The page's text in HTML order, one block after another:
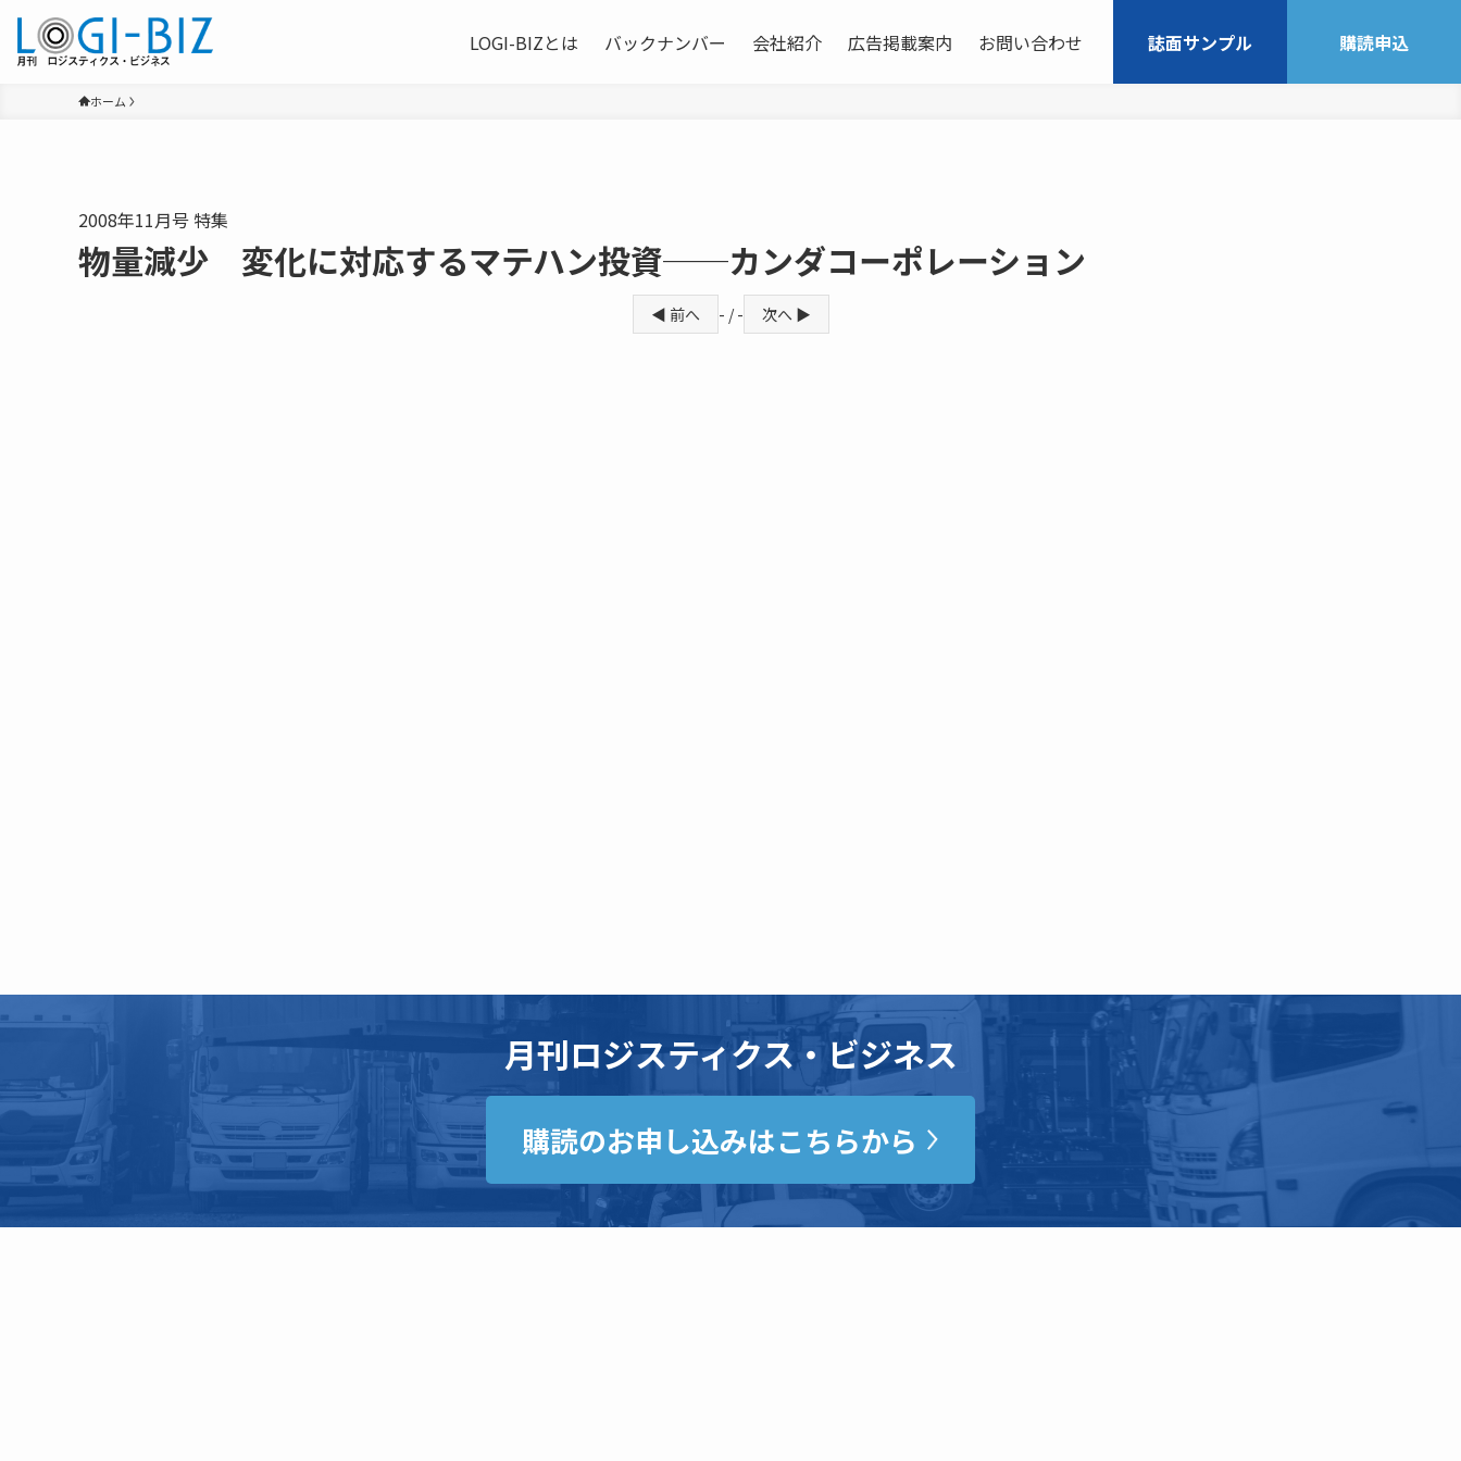
LOGI-BIZとは バックナンバー 会社紹介 広告掲載案内 お問い合わせ 誌面サンプル 購読申込
ホーム
2008年11月号 特集
物量減少 変化に対応するマテハン投資──カンダコーポレーション
◀ 前へ - / - 次へ ▶
月刊ロジスティクス・ビジネス
購読のお申し込みはこちらから